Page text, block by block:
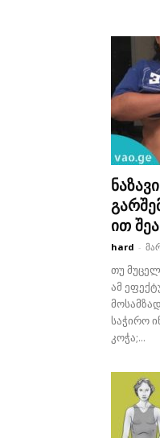
ით
hard -
თუ
ამ
საჭირო
კოჭა;...